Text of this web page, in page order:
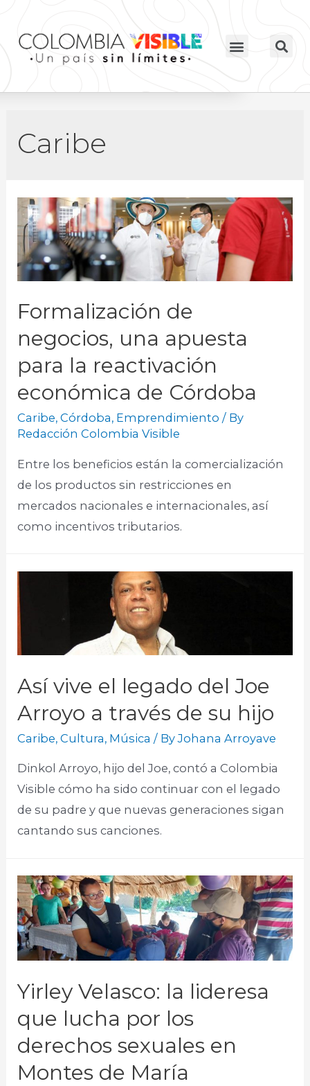
Caribe
Formalización de
negocios, una apuesta
para la reactivación
económica de Córdoba
Caribe,Córdoba, Emprendimiento / By
Redacción Colombia Visible
Entre los beneficios están la comercialización
de los productos sin restricciones en
mercados nacionales e internacionales, así
como incentivos tributarios.
Así vive el legado del Joe
Arroyo a través de su hijo
Caribe,Cultura, Música / ByJohana Arroyave
Dinkol Arroyo, hijo del Joe, contó a Colombia
Visible cómo ha sido continuar con el legado
de su padre y que nuevas generaciones sigan
cantando sus canciones.
Yirley Velasco: la lideresa
que lucha por los
derechos sexuales en
Montes de María